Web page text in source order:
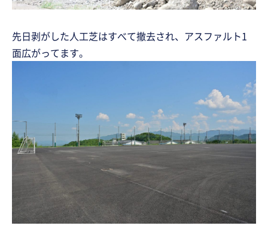
先日剥がした人工芝はすべて撤去され、アスファルト1
面広がってます。